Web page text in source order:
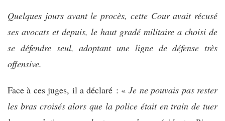
Quelques jours avant le procès, cette Cour avait récusé
ses avocats et depuis, le haut gradé militaire a choisi de
se défendre seul, adoptant une ligne de défense très
offensive.
Face à ces juges, il a déclaré : «Je ne pouvais pas rester
les bras croisés alors que la police était en train de tuer